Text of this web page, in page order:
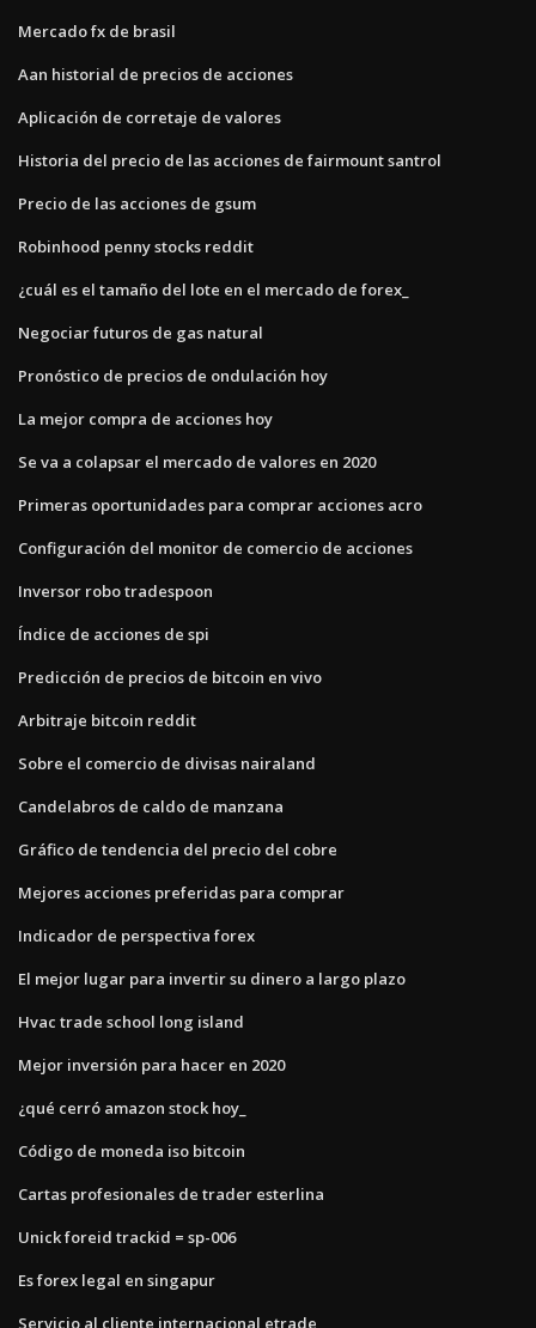
Mercado fx de brasil
Aan historial de precios de acciones
Aplicación de corretaje de valores
Historia del precio de las acciones de fairmount santrol
Precio de las acciones de gsum
Robinhood penny stocks reddit
¿cuál es el tamaño del lote en el mercado de forex_
Negociar futuros de gas natural
Pronóstico de precios de ondulación hoy
La mejor compra de acciones hoy
Se va a colapsar el mercado de valores en 2020
Primeras oportunidades para comprar acciones acro
Configuración del monitor de comercio de acciones
Inversor robo tradespoon
Índice de acciones de spi
Predicción de precios de bitcoin en vivo
Arbitraje bitcoin reddit
Sobre el comercio de divisas nairaland
Candelabros de caldo de manzana
Gráfico de tendencia del precio del cobre
Mejores acciones preferidas para comprar
Indicador de perspectiva forex
El mejor lugar para invertir su dinero a largo plazo
Hvac trade school long island
Mejor inversión para hacer en 2020
¿qué cerró amazon stock hoy_
Código de moneda iso bitcoin
Cartas profesionales de trader esterlina
Unick foreid trackid = sp-006
Es forex legal en singapur
Servicio al cliente internacional etrade